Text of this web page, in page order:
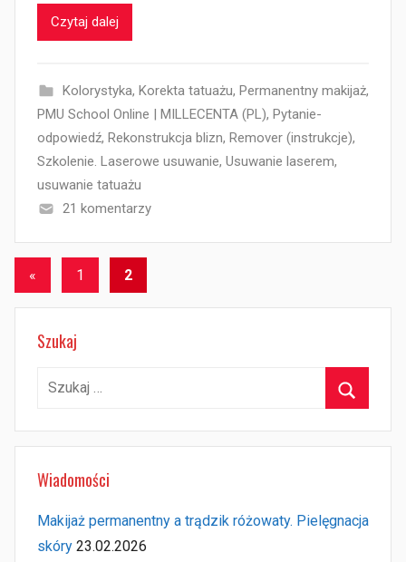
Czytaj dalej
Kolorystyka, Korekta tatuażu, Permanentny makijaż,
PMU School Online | MILLECENTA (PL), Pytanie-
odpowiedź, Rekonstrukcja blizn, Remover (instrukcje),
Szkolenie. Laserowe usuwanie, Usuwanie laserem,
usuwanie tatuażu
21 komentarzy
Stronicowanie
wpisów
« Poprzednie
1 2
Szukaj
Szukaj:
Wiadomości
Makijaż permanentny a trądzik różowaty. Pielęgnacja
skóry 23.02.2026